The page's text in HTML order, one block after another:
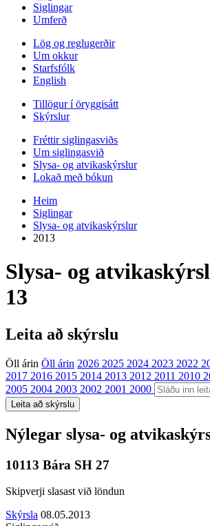
Siglingar
Umferð
Lög og reglugerðir
Um okkur
Starfsfólk
English
Tillögur í öryggisátt
Skýrslur
Fréttir siglingasviðs
Um siglingasvið
Slysa- og atvikaskýrslur
Lokað með bókun
Heim
Siglingar
Slysa- og atvikaskýrslur
2013
Slysa- og
13
Leita að skýrslu
Öll árin Öll árin 2026 2025 2024 2023 2022
2017 2016 2015 2014 2013 2012 2011 2010
2005 2004 2003 2002 2001 2000
Nýlegar slysa- og
10113 Bára SH 27
Skipverji slasast við löndun
Skýrsla 08.05.2013